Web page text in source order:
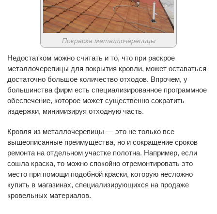
Покраска металлочерепицы
Недостатком можно считать и то, что при раскрое
металлочерепицы для покрытия кровли, может оставаться
достаточно большое количество отходов. Впрочем, у
большинства фирм есть специализированное программное
обеспечение, которое может существенно сократить
издержки, минимизируя отходную часть.
Кровля из металлочерепицы — это не только все
вышеописанные преимущества, но и сокращение сроков
ремонта на отдельном участке полотна. Например, если
сошла краска, то можно спокойно отремонтировать это
место при помощи подобной краски, которую несложно
купить в магазинах, специализирующихся на продаже
кровельных материалов.